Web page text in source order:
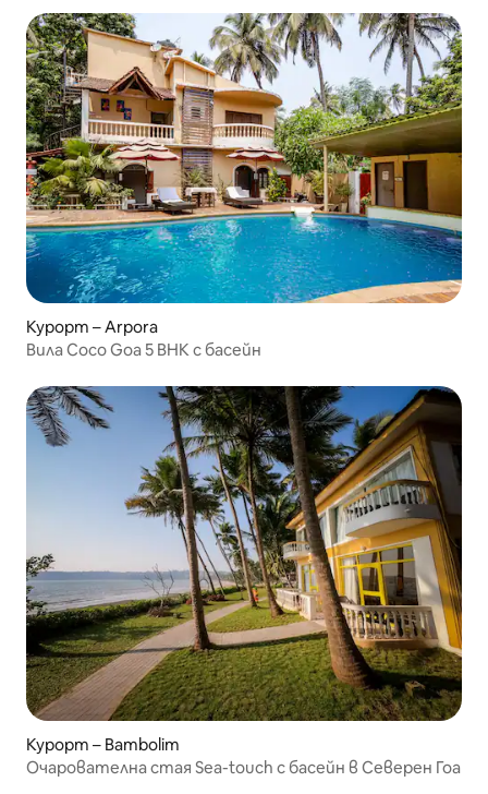
Курорт – Arpora
Вила Coco Goa 5 BHK с басейн
Курорт – Bambolim
Очарователна стая Sea-touch с басейн в Северен Гоа